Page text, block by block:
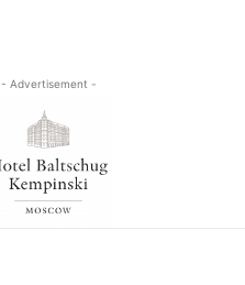
- Advertisement -